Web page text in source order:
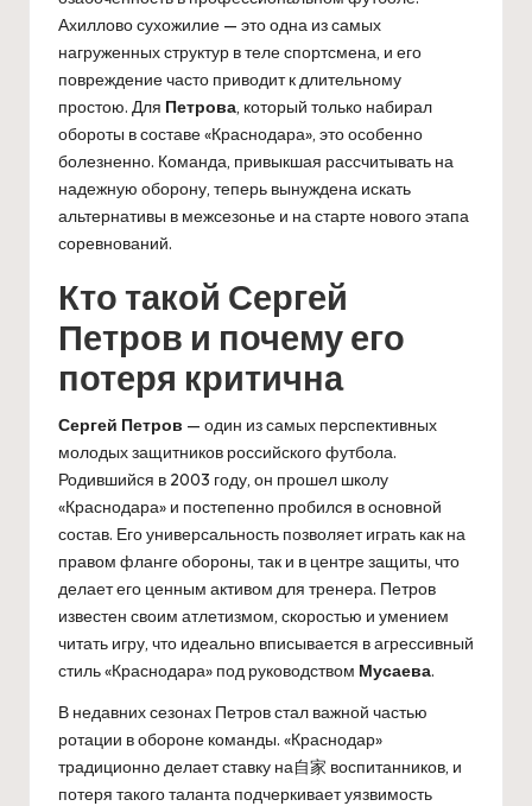
Ахиллово сухожилие — это одна из самых
нагруженных структур в теле спортсмена, и его
повреждение часто приводит к длительному
простою. Для Петрова, который только набирал
обороты в составе «Краснодара», это особенно
болезненно. Команда, привыкшая рассчитывать на
надежную оборону, теперь вынуждена искать
альтернативы в межсезонье и на старте нового этапа
соревнований.
Кто такой Сергей
Петров и почему его
потеря критична
Сергей Петров — один из самых перспективных
молодых защитников российского футбола.
Родившийся в 2003 году, он прошел школу
«Краснодара» и постепенно пробился в основной
состав. Его универсальность позволяет играть как на
правом фланге обороны, так и в центре защиты, что
делает его ценным активом для тренера. Петров
известен своим атлетизмом, скоростью и умением
читать игру, что идеально вписывается в агрессивный
стиль «Краснодара» под руководством Мусаева.
В недавних сезонах Петров стал важной частью
ротации в обороне команды. «Краснодар»
традиционно делает ставку на自家 воспитанников, и
потеря такого таланта подчеркивает уязвимость